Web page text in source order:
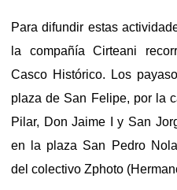
Para difundir estas
la compañía Cirteani
Casco Histórico. Los
plaza de San Felipe, por la
Pilar, Don Jaime I y San
en la plaza San Pedro
del colectivo Zphoto